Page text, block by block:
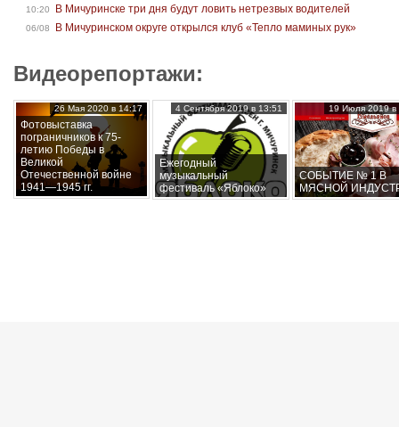
10:20 В Мичуринске три дня будут ловить нетрезвых водителей
06/08 В Мичуринском округе открылся клуб «Тепло маминых рук»
Видеорепортажи:
Фотовыставка
пограничников к 75-
летию Победы в
Великой
Отечественной войне
1941—1945 гг.
26 Мая 2020 в 14:17
Ежегодный
музыкальный
фестиваль «Яблоко»
4 Сентября 2019 в 13:51
СОБЫТИЕ № 1 В
МЯСНОЙ
19 Июля 2019 в